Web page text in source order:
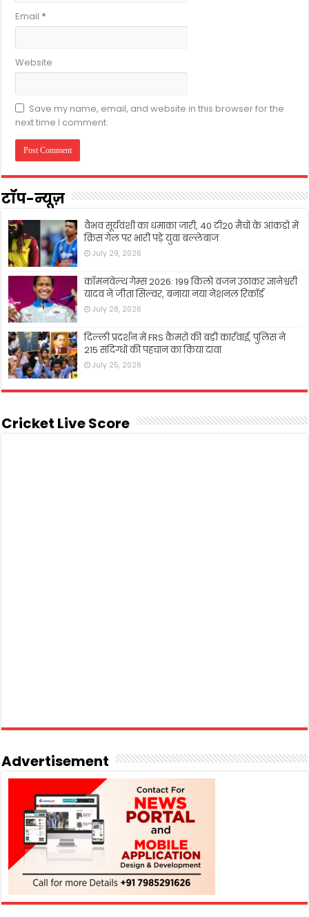
Email *
Website
Save my name, email, and website in this browser for the
next time I comment.
टॉप-न्यूज़
वैभव सूर्यवंशी का धमाका जारी, 40 टी20 मैचों के आंकड़ों में
क्रिस गेल पर भारी पड़े युवा बल्लेबाज
July 29, 2026
कॉमनवेल्थ गेम्स 2026: 199 किलो वजन उठाकर ज्ञानेश्वरी
यादव ने जीता सिल्वर, बनाया नया नेशनल रिकॉर्ड
July 28, 2026
दिल्ली प्रदर्शन में FRS कैमरों की बड़ी कार्रवाई, पुलिस ने
215 संदिग्धों की पहचान का किया दावा
July 25, 2026
Cricket Live Score
Advertisement